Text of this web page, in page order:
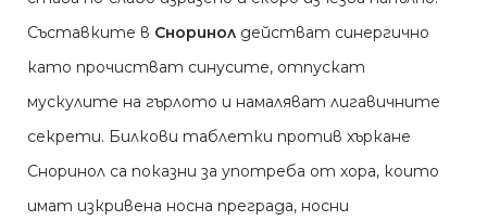
Съставките в Сноринол действат синергично
като прочистват синусите, отпускат
мускулите на гърлото и намаляват лигавичните
секрети. Билкови таблетки против хъркане
Сноринол са показни за употреба от хора, които
имат изкривена носна преграда, носни